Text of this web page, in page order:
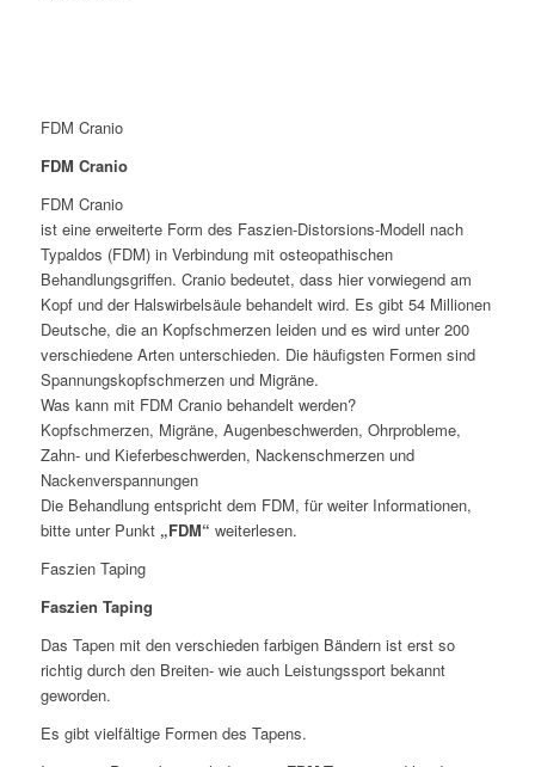
FDM Cranio
FDM Cranio
FDM Cranio
ist eine erweiterte Form des Faszien-Distorsions-Modell nach
Typaldos (FDM) in Verbindung mit osteopathischen
Behandlungsgriffen. Cranio bedeutet, dass hier vorwiegend am
Kopf und der Halswirbelsäule behandelt wird. Es gibt 54 Millionen
Deutsche, die an Kopfschmerzen leiden und es wird unter 200
verschiedene Arten unterschieden. Die häufigsten Formen sind
Spannungskopfschmerzen und Migräne.
Was kann mit FDM Cranio behandelt werden?
Kopfschmerzen, Migräne, Augenbeschwerden, Ohrprobleme,
Zahn- und Kieferbeschwerden, Nackenschmerzen und
Nackenverspannungen
Die Behandlung entspricht dem FDM, für weiter Informationen,
bitte unter Punkt „FDM“ weiterlesen.
Faszien Taping
Faszien Taping
Das Tapen mit den verschieden farbigen Bändern ist erst so
richtig durch den Breiten- wie auch Leistungssport bekannt
geworden.
Es gibt vielfältige Formen des Tapens.